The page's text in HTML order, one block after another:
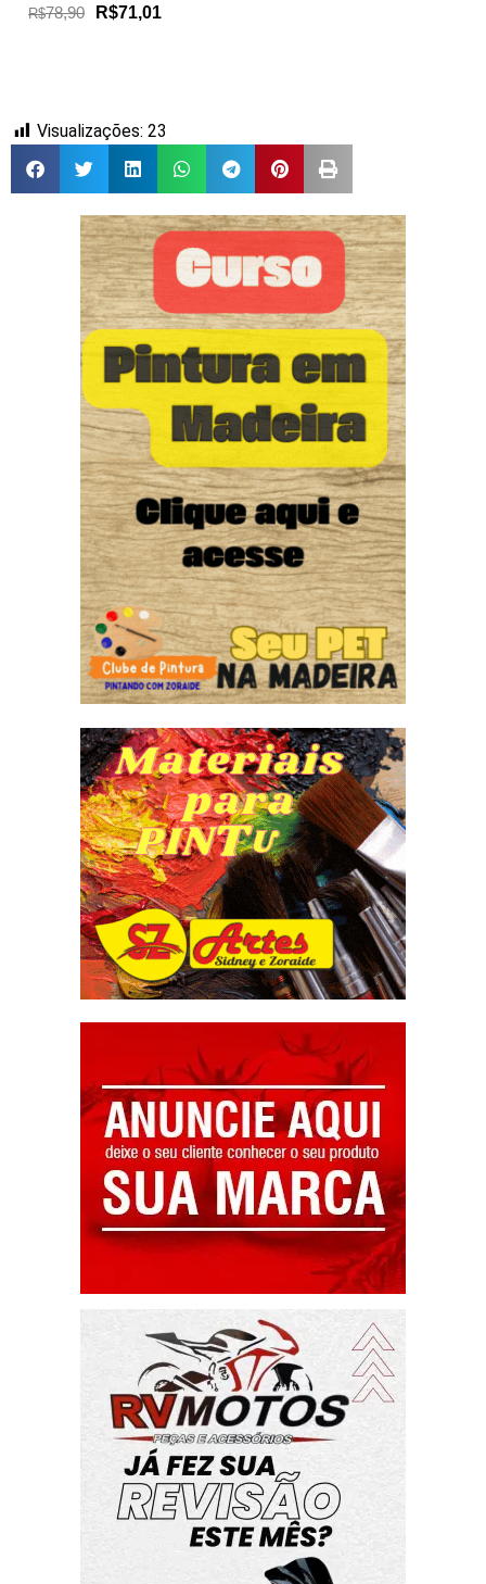
R$78,90 R$71,01
Visualizações: 23